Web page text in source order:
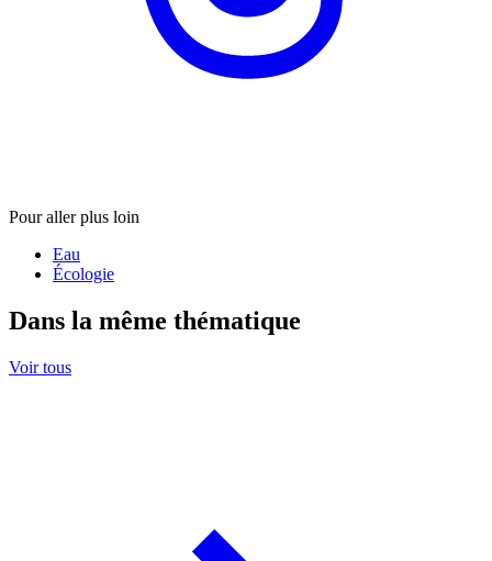
Pour aller plus loin
Eau
Écologie
Dans la même thématique
Voir tous